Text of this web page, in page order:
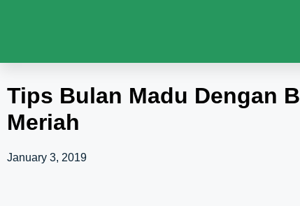
Tips Bulan Madu Dengan
Meriah
January 3, 2019